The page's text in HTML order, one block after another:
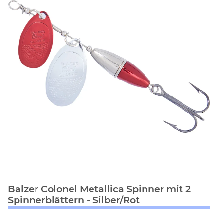
Balzer Colonel Metallica Spinner mit 2
Spinnerblättern - Silber/Rot